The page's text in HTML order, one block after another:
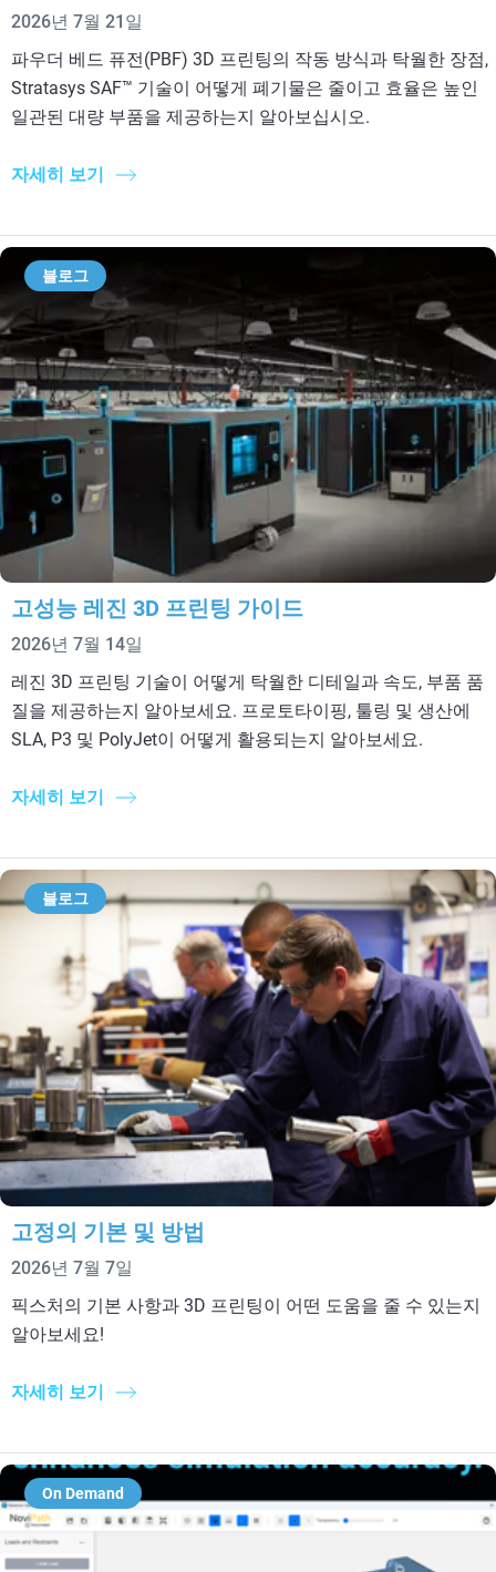
2026년 7월 21일
파우더 베드 퓨전(PBF) 3D 프린팅의 작동 방식과 탁월한 장점,
Stratasys SAF™ 기술이 어떻게 폐기물은 줄이고 효율은 높인
일관된 대량 부품을 제공하는지 알아보십시오.
자세히 보기
블로그
고성능 레진 3D 프린팅 가이드
2026년 7월 14일
레진 3D 프린팅 기술이 어떻게 탁월한 디테일과 속도, 부품 품
질을 제공하는지 알아보세요. 프로토타이핑, 툴링 및 생산에
SLA, P3 및 PolyJet이 어떻게 활용되는지 알아보세요.
자세히 보기
블로그
고정의 기본 및 방법
2026년 7월 7일
픽스처의 기본 사항과 3D 프린팅이 어떤 도움을 줄 수 있는지
알아보세요!
자세히 보기
On Demand